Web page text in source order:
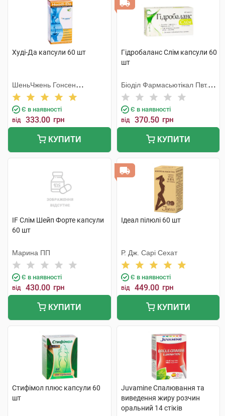
Худі-Да капсули 60 шт
ШеньЧжень Гонсен
Байоледжі Індастрі Ко. Лтд
Є в наявності
від 333.00 грн
КУПИТИ
Гідробаланс Слім капсули 60
шт
Біоділ Фармасьютікал Пвт.
Лтд.
Є в наявності
від 370.50 грн
КУПИТИ
IF Слім Шейп Форте капсули
60 шт
Марина ПП
Є в наявності
від 430.00 грн
КУПИТИ
Ідеал пілюлі 60 шт
Р. Дж. Сарі Сехат
Є в наявності
від 449.00 грн
КУПИТИ
Стифімол плюс капсули 60
шт
Juvamine Спалювання та
виведення жиру розчин
оральний 14 стіків